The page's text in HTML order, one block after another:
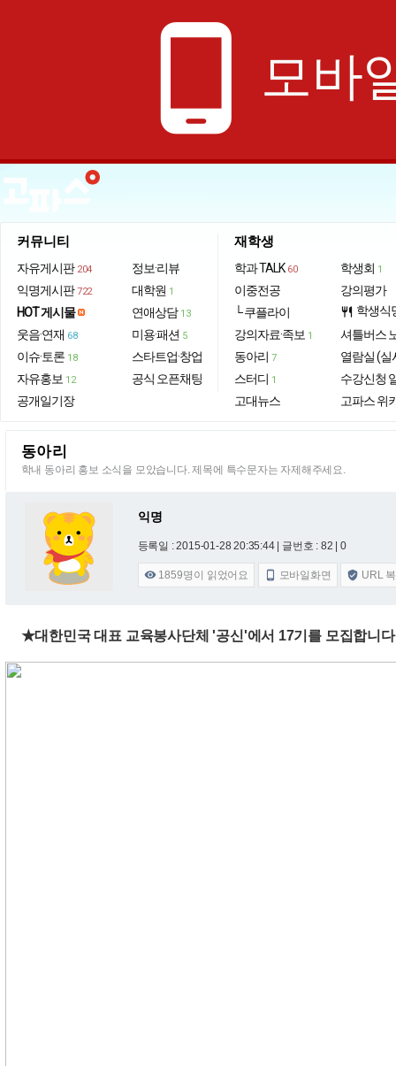
phone_android 모바
커뮤니티
자유게시판 204
익명게시판 722
HOT 게시물
웃음·연재 68
이슈·토론 18
자유홍보 12
공개일기장
정보·리뷰
대학원 1
연애상담 13
미용·패션 5
스타트업·창업
공식 오픈채팅
재학생
학과 TALK 60
이중전공
└ 쿠플라이
강의자료·족보 1
동아리 7
스터디 1
고대뉴스
학생회 1
강의평가
restaurant 학생식
셔틀버스
열람실 (실
수강신청
고파스 위
동아리
학내 동아리 홍보 소식을 모았습니다. 제목에 특수문자는 자제해주세요.
익명
등록일 : 2015-01-28 20:35:44 | 글번호 : 82 | 0
 1859명이 읽었어요  모바일화면  URL
★대한민국 대표 교육봉사단체 '공신'에서 17기를 모집합니